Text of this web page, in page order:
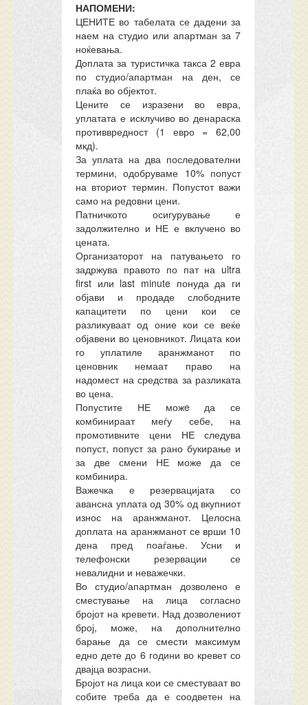
НАПОМЕНИ:
ЦЕНИТЕ во табелата се дадени за
наем на студио или апартман за 7
ноќевања.
Доплата за туристичка такса 2 евра
по студио/апартман на ден, се
плаќа во објектот.
Цените се изразени во евра,
уплатата е исклучиво во денараска
противвредност (1 евро = 62,00
мкд).
За уплата на два последователни
термини, одобруваме 10% попуст
на вториот термин. Попустот важи
само на редовни цени.
Патничкото осигурување е
задолжително и НЕ е вклучено во
цената.
Организаторот на патувањето го
задржува правото по пат на ultra
first или last minute понуда да ги
објави и продаде слободните
капацитети по цени кои се
разликуваат од оние кои се веќе
објавени во ценовникот. Лицата кои
го уплатиле аранжманот по
ценовник немаат право на
надомест на средства за разликата
во цена.
Попустите НЕ можe да се
комбинираат меѓу себе, на
промотивните цени НЕ следува
попуст, попуст за рано букирање и
за две смени НЕ може да се
комбинира.
Важечка е резервацијата со
авансна уплата од 30% од вкупниот
износ на аранжманот. Целосна
доплата на аранжманот се врши 10
дена пред поаѓање. Усни и
телефонски резервации се
невалидни и неважечки.
Во студио/апартман дозволено е
сместување на лица согласно
бројот на кревети. Наддозволениот
број, може, на дополнително
барање да се смести
максимум
едно дете до 6 години во кревет со
двајца возрасни.
Бројот на лица кои се сместуваат во
собите треба да е соодветен на